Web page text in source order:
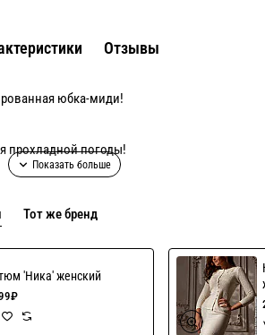
Отзывы
юбка-миди!
прохладной погоды!
( более 40 цветов) или
15 цветов)
до 54 го, нужной вам длины!
Тот же бренд
'Ника' женский